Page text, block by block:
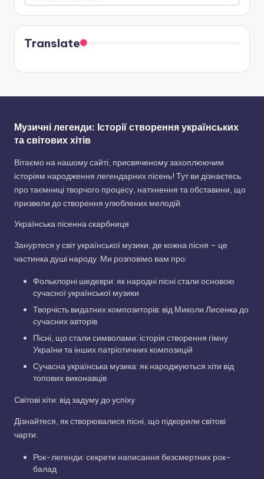
Translate
Музичні легенди: Історії створення українських
та світових хітів
Вітаємо на нашому сайті, присвяченому захоплюючим
історіям народження легендарних пісень! Тут ви дізнаєтесь
про таємниці творчого процесу, натхнення та обставини, що
призвели до створення улюблених мелодій.
Українська пісенна скарбниця
Зануртеся у світ української музики, де кожна пісня – це
частинка душі народу. Ми розповімо вам про:
Фольклорні шедеври: як народні пісні стали основою
сучасної української музики
Творчість видатних композиторів: від Миколи Лисенка до
сучасних авторів
Пісні, що стали символами: історія створення гімну
України та інших патріотичних композицій
Сучасна українська музика: як народжуються хіти від
топових виконавців
Світові хіти: від задуму до успіху
Дізнайтеся, як створювалися пісні, що підкорили світові
чарти:
Рок-легенди: секрети написання безсмертних рок-
балад